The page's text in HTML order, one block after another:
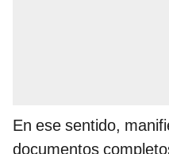
En ese sentido,
documentos